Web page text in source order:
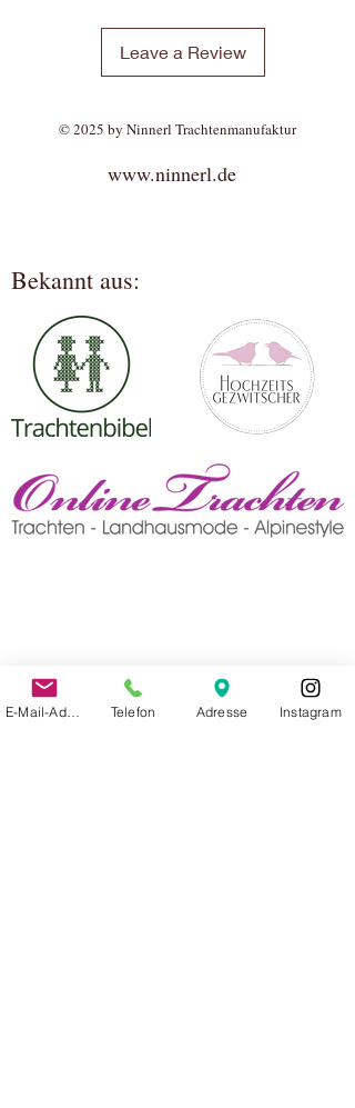
Leave a Review
© 2025 by Ninnerl Trachtenmanufaktur
www.ninnerl.de
Bekannt aus:
E-Mail-Adresse Telefon Adresse Instagram